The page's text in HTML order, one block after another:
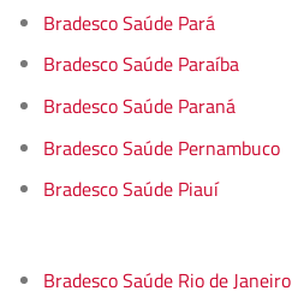
Bradesco Saúde Pará
Bradesco Saúde Paraíba
Bradesco Saúde Paraná
Bradesco Saúde Pernambuco
Bradesco Saúde Piauí
Bradesco Saúde Rio de Janeiro